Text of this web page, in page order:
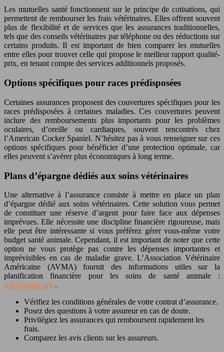
Les mutuelles santé fonctionnent sur le principe de cotisations, qui
permettent de rembourser les frais vétérinaires. Elles offrent souvent
plus de flexibilité et de services que les assurances traditionnelles,
tels que des conseils vétérinaires par téléphone ou des réductions sur
certains produits. Il est important de bien comparer les mutuelles
entre elles pour trouver celle qui propose le meilleur rapport qualité-
prix, en tenant compte des services additionnels proposés.
Options spécifiques pour races prédisposées
Certaines assurances proposent des couvertures spécifiques pour les
races prédisposées à certaines maladies. Ces couvertures peuvent
inclure des remboursements plus importants pour les problèmes
oculaires, d’oreille ou cardiaques, souvent rencontrés chez
l’American Cocker Spaniel. N’hésitez pas à vous renseigner sur ces
options spécifiques pour bénéficier d’une protection optimale, car
elles peuvent s’avérer plus économiques à long terme.
Plans d’épargne dédiés aux soins vétérinaires
Une alternative à l’assurance consiste à mettre en place un plan
d’épargne dédié aux soins vétérinaires. Cette solution vous permet
de constituer une réserve d’argent pour faire face aux dépenses
imprévues. Elle nécessite une discipline financière rigoureuse, mais
elle peut être intéressante si vous préférez gérer vous-même votre
budget santé animale. Cependant, il est important de noter que cette
option ne vous protège pas contre les dépenses importantes et
imprévisibles en cas de maladie grave. L’Association Vétérinaire
Américaine (AVMA) fournit des informations utiles sur la
planification financière pour les soins de santé animale :
www.avma.org .
Vérifiez les conditions générales de votre contrat d’assurance.
Posez des questions à votre assureur en cas de doute.
Privilégiez les assurances qui remboursent rapidement les
frais.
Comparez les avis clients sur les assureurs.